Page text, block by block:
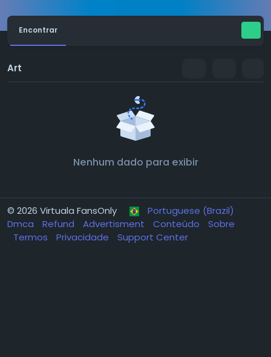
Encontrar
Art
Nenhum dado para exibir
© 2026 Virtuala FansOnly
Portuguese (Brazil)
Dmca
Refund Advertisment Conteúdo
Sobre
Termos
Privacidade Support Center